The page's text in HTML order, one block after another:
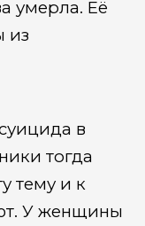
умерла. Её
из
в
тогда
тему и к
У женщины